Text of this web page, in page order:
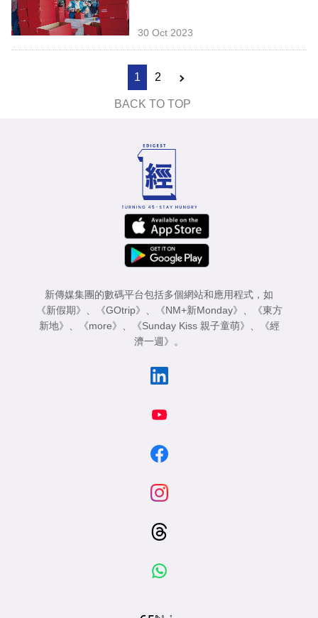
30 Oct 2023
1 2
BACK TO TOP
新傳媒集團的數碼平台包括多個網站和應用程式，如
《新假期》 、 《GOtrip》 、 《NM+新Monday》 、
《東方
新地》 、 《more》 、 《Sunday Kiss 親子童萌》 、
《經
濟一週》 。